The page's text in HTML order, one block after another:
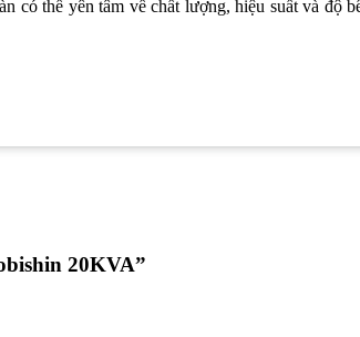
thể yên tâm về chất lượng, hiệu suất và độ
20KVA”